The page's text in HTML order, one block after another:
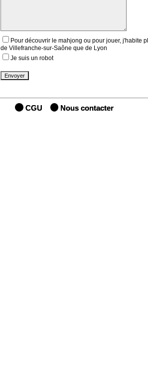
Pour découvrir le mahjong ou pour jouer, j'habite
de Villefranche-sur-Saône que de Lyon
Je suis un robot
CGU Nous contacter